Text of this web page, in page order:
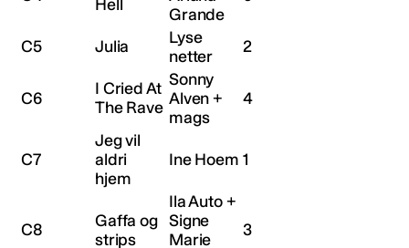
Hell
Grande
C5 Julia
Lyse
netter
2
C6
I Cried At
The Rave
Sonny
Alven +
mags
4
C7
Jeg vil
aldri
hjem
Ine Hoem 1
C8
Gaffa og
strips
Ila Auto +
Signe
Marie
3